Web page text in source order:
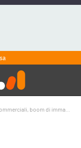
boom di immatricolazioni a giugno (+21,5%)